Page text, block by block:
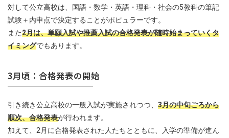
対して公立高校は、国語・数学・英語・理科・社会の5教科の筆記
試験＋内申点で決定することがポピュラーです。
また2月は、単願入試や推薦入試の合格発表が随時始まっていくタ
イミングでもあります。
3月頃：合格発表の開始
引き続き公立高校の一般入試が実施されつつ、 3月の中旬ごろから
順次、合格発表が行われます。
加えて、2月に合格発表された人たちとともに、入学の準備が進ん